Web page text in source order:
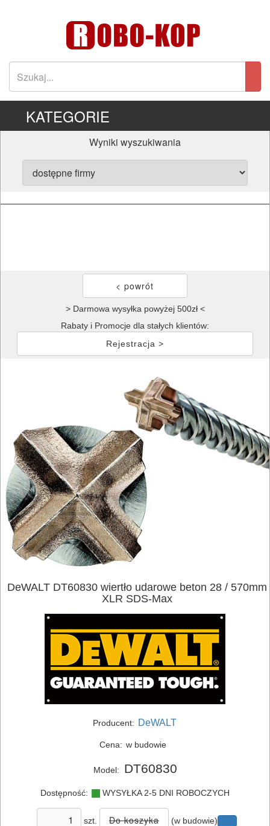
SIECIOWE
ELEKTRONARZĘDZIA
AKUMULATOROWE
OSPRZĘT
AKCESORIA
ELEKTRONARZĘDZI
MAGAZYNOWANIE
TRANSPORTOWANIE
KATEGORIE
Wyniki wyszukiwania
> Darmowa wysyłka powyżej 500zł <
Rabaty i Promocje dla stałych klientów:
Rejestracja >
DeWALT DT60830 wiertło udarowe beton 28 / 570mm
XLR SDS-Max
Producent: DeWALT
Cena: w budowie
Model: DT60830
Dostępność: WYSYŁKA 2-5 DNI ROBOCZYCH
szt. (w budowie)